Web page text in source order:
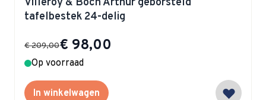
tafelbestek 24-delig
Special Price
€ 98,00
€ 209,00
Op voorraad
In winkelwagen